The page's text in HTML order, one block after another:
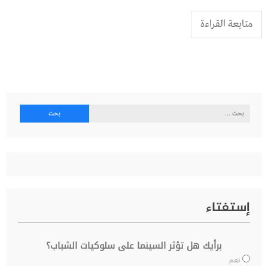
متابعة القراءة
البحث
إستفتاء
برأيك هل تؤثر السينما على سلوكيات الشباب؟
نعم